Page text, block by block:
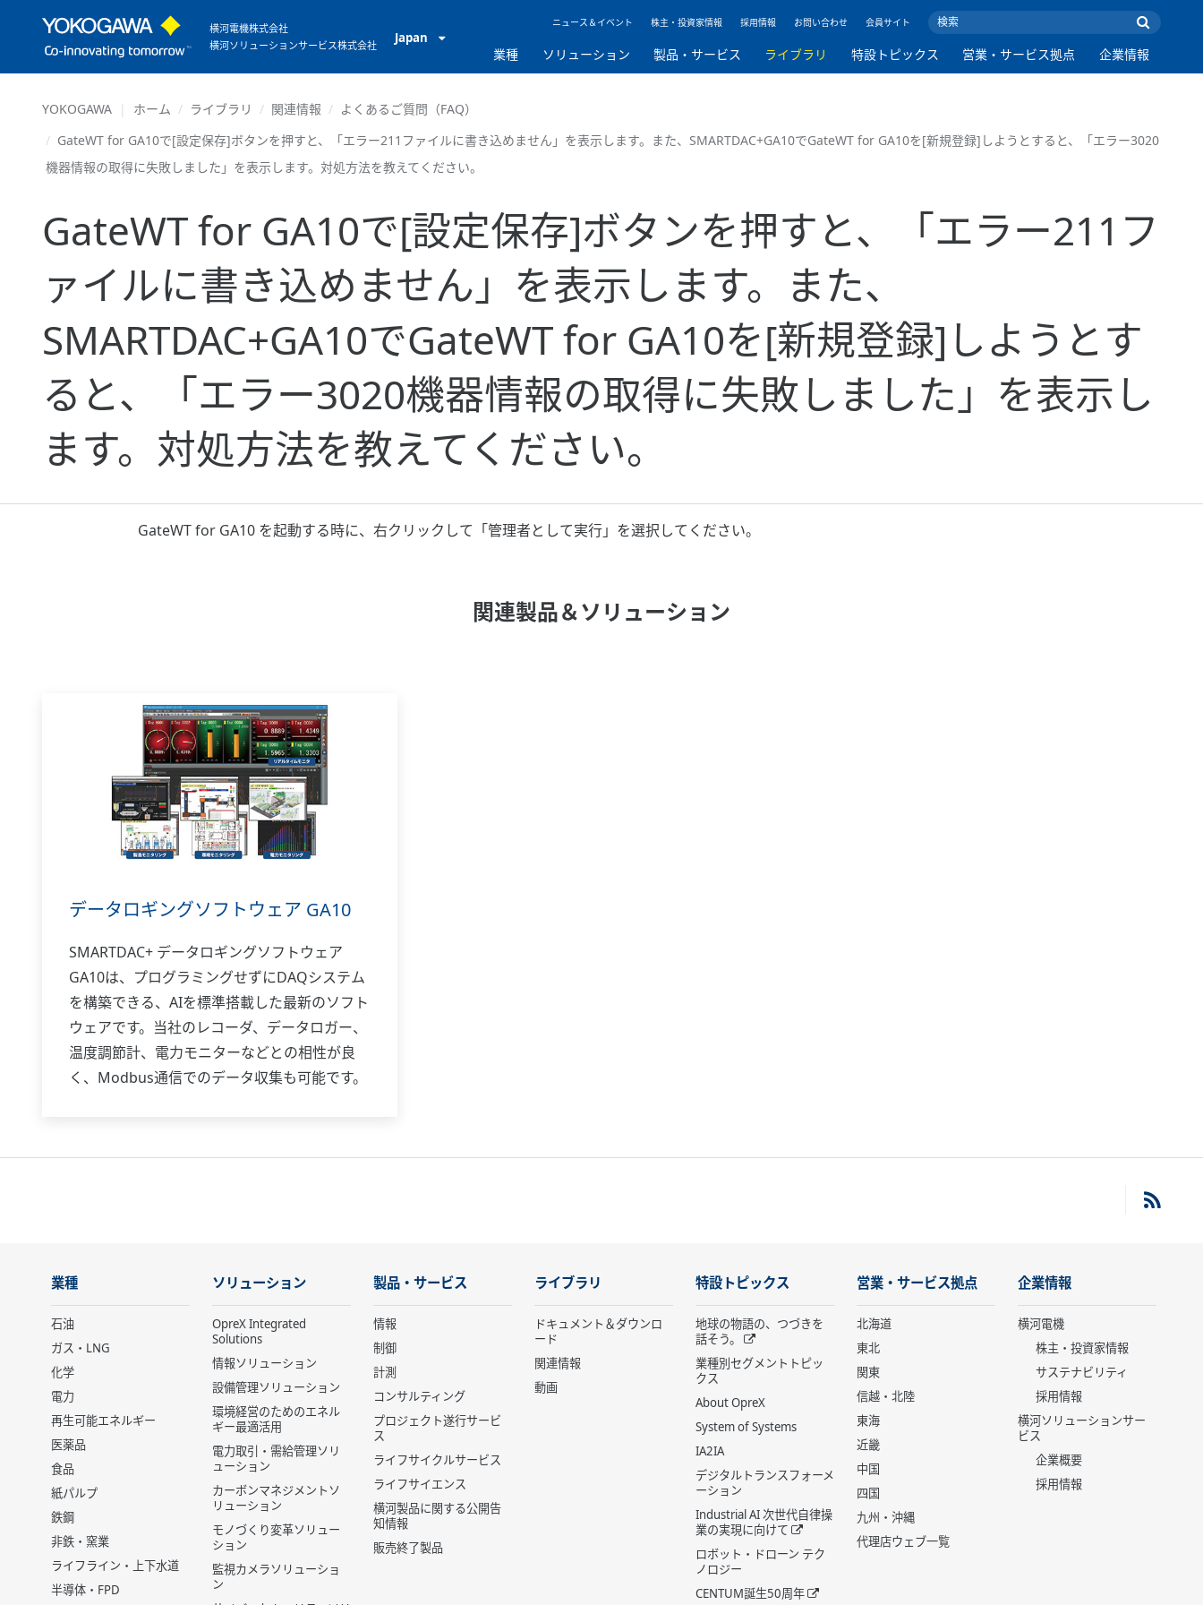
横河電機株式会社
横河ソリューションサービス株式会社
Japan
ニュース＆イベント 株主・投資家情報 採用情報 お問い合わせ 会員サイト
業種 ソリューション 製品・サービス ライブラリ 特設トピックス 営業・サービス拠点 企業情報
YOKOGAWA ホーム ライブラリ 関連情報
よくあるご質問（FAQ）
GateWT for GA10で[設定保存]ボタンを押すと、「エラー211ファイルに書き込めません」を表示します。また、SMARTDAC+GA10でGateWT for GA10を[新規登録]しようとすると、「エラー3020
機器情報の取得に失敗しました」を表示します。対処方法を教えてください。
GateWT for GA10で[設定保存]ボタンを押すと、「エラー211フ
ァイルに書き込めません」を表示します。また、
SMARTDAC+GA10でGateWT for GA10を[新規登録]しようとす
ると、「エラー3020機器情報の取得に失敗しました」を表示し
ます。対処方法を教えてください。
GateWT for GA10 を起動する時に、右クリックして「管理者として実行」を選択してください。
関連製品＆ソリューション
データロギングソフトウェア GA10
SMARTDAC+ データロギングソフトウェア
GA10は、プログラミングせずにDAQシステム
を構築できる、AIを標準搭載した最新のソフト
ウェアです。当社のレコーダ、データロガー、
温度調節計、電力モニターなどとの相性が良
く、Modbus通信でのデータ収集も可能です。
業種
石油
ガス・LNG
化学
電力
再生可能エネルギー
医薬品
食品
紙パルプ
鉄鋼
非鉄・窯業
ライフライン・上下水道
半導体・FPD
ソリューション
OpreX Integrated
Solutions
情報ソリューション
設備管理ソリューション
環境経営のためのエネル
ギー最適活用
電力取引・需給管理ソリ
ューション
カーボンマネジメントソ
リューション
モノづくり変革ソリュー
ション
監視カメラソリューショ
ン
製品・サービス
情報
制御
計測
コンサルティング
プロジェクト遂行サービ
ス
ライフサイクルサービス
ライフサイエンス
横河製品に関する公開告
知情報
販売終了製品
ライブラリ
ドキュメント＆ダウンロ
ード
関連情報
動画
特設トピックス
地球の物語の、つづきを
話そう。
業種別セグメントトピッ
クス
About OpreX
System of Systems
IA2IA
デジタルトランスフォーメ
ーション
Industrial AI 次世代自律操
業の実現に向けて
ロボット・ドローン テク
ノロジー
CENTUM誕生50周年
営業・サービス拠点
北海道
東北
関東
信越・北陸
東海
近畿
中国
四国
九州・沖縄
代理店ウェブ一覧
企業情報
横河電機
株主・投資家情報
サステナビリティ
採用情報
横河ソリューションサー
ビス
企業概要
採用情報